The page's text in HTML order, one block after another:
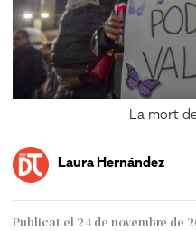
La mort
Laura Hernández
Publicat el 24 de novembre de